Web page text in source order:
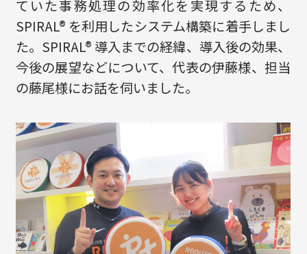
ていた事務処理の効率化を実現するため、
SPIRAL® を利用したシステム構築に着手しまし
た。SPIRAL® 導入までの経緯、導入後の効果、
今後の展望などについて、代表の伊藤様、担当
の藤尾様にお話を伺いました。